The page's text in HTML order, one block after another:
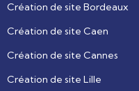
Création de site Bordeaux
Création de site Caen
Création de site Cannes
Création de site Lille